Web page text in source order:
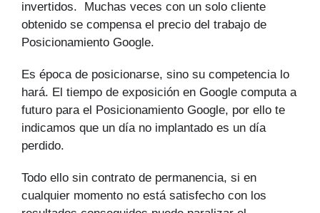
invertidos. Muchas veces con un solo cliente
obtenido se compensa el precio del trabajo de
Posicionamiento Google.
Es época de posicionarse, sino su competencia lo
hará. El tiempo de exposición en Google computa a
futuro para el Posicionamiento Google, por ello te
indicamos que un día no implantado es un día
perdido.
Todo ello sin contrato de permanencia, si en
cualquier momento no está satisfecho con los